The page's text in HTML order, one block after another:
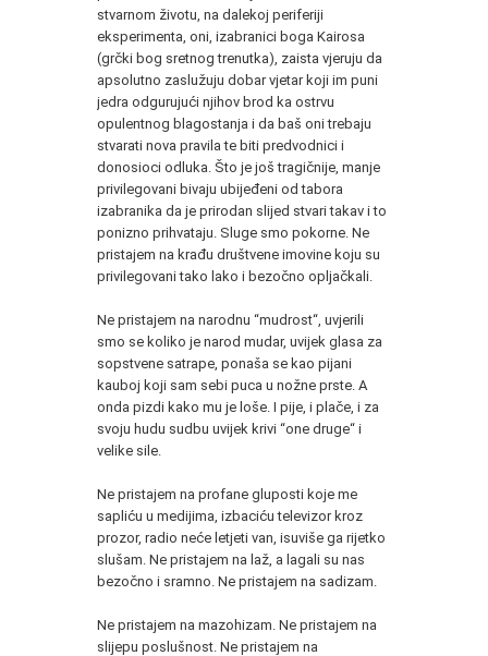
stvarnom životu, na dalekoj periferiji
eksperimenta, oni, izabranici boga Kairosa
(grčki bog sretnog trenutka), zaista vjeruju da
apsolutno zaslužuju dobar vjetar koji im puni
jedra odgurujući njihov brod ka ostrvu
opulentnog blagostanja i da baš oni trebaju
stvarati nova pravila te biti predvodnici i
donosioci odluka. Što je još tragičnije, manje
privilegovani bivaju ubijeđeni od tabora
izabranika da je prirodan slijed stvari takav i to
ponizno prihvataju. Sluge smo pokorne. Ne
pristajem na krađu društvene imovine koju su
privilegovani tako lako i bezočno opljačkali.
Ne pristajem na narodnu “mudrost“, uvjerili
smo se koliko je narod mudar, uvijek glasa za
sopstvene satrape, ponaša se kao pijani
kauboj koji sam sebi puca u nožne prste. A
onda pizdi kako mu je loše. I pije, i plače, i za
svoju hudu sudbu uvijek krivi “one druge“ i
velike sile.
Ne pristajem na profane gluposti koje me
sapliću u medijima, izbaciću televizor kroz
prozor, radio neće letjeti van, isuviše ga rijetko
slušam. Ne pristajem na laž, a lagali su nas
bezočno i sramno. Ne pristajem na sadizam.
Ne pristajem na mazohizam. Ne pristajem na
slijepu poslušnost. Ne pristajem na